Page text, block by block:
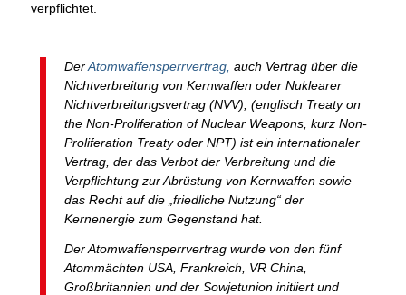
verpflichtet.
DerAtomwaffensperrvertrag, auch Vertrag über die
Nichtverbreitung von Kernwaffen oder Nuklearer
Nichtverbreitungsvertrag (NVV), (englisch Treaty on
the Non-Proliferation of Nuclear Weapons, kurz Non-
Proliferation Treaty oder NPT) ist ein internationaler
Vertrag, der das Verbot der Verbreitung und die
Verpflichtung zur Abrüstung von Kernwaffen sowie
das Recht auf die „friedliche Nutzung“ der
Kernenergie zum Gegenstand hat.
Der Atomwaffensperrvertrag wurde von den fünf
Atommächten USA, Frankreich, VR China,
Großbritannien und der Sowjetunion initiiert und